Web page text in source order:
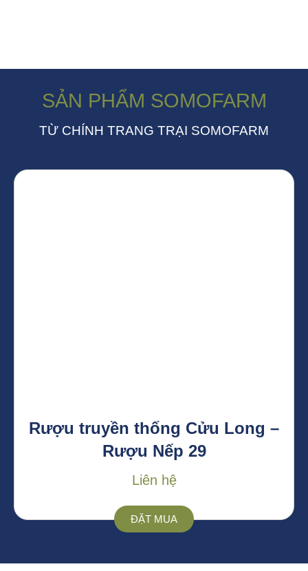
SẢN PHẨM SOMOFARM
TỪ CHÍNH TRANG TRẠI SOMOFARM
Rượu truyền thống Cửu Long –
Rượu Nếp 29
Liên hệ
ĐẶT MUA